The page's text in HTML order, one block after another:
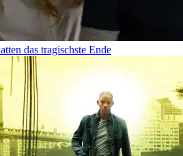
das tragischste Ende